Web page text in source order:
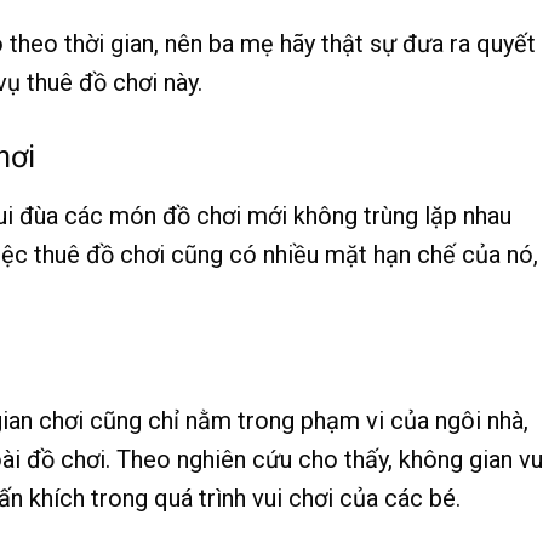
thời gian, nên ba mẹ hãy thật sự đưa ra quyết
thuê đồ chơi này.
đùa các món đồ chơi mới không trùng lặp nhau
thuê đồ chơi cũng có nhiều mặt hạn chế của
chơi cũng chỉ nằm trong phạm vi của ngôi nhà,
đồ chơi. Theo nghiên cứu cho thấy, không gian
khích trong quá trình vui chơi của các bé.